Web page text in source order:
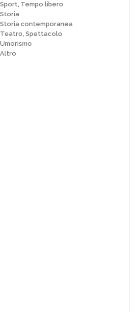
Sport, Tempo libero
Storia
Storia contemporanea
Teatro, Spettacolo
Umorismo
Altro